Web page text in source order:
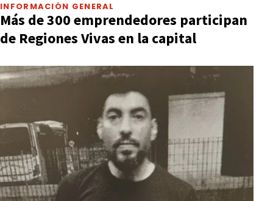
INFORMACIÓN GENERAL
Más de 300 emprendedores participan
de Regiones Vivas en la capital